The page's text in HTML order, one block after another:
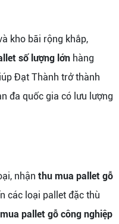
kho bãi rộng khắp,
số lượng lớn hàng
Đạt Thành trở thành
đa quốc gia có lưu lượng
nhận thu mua pallet gỗ
các loại pallet đặc thù
pallet gỗ công nghiệp